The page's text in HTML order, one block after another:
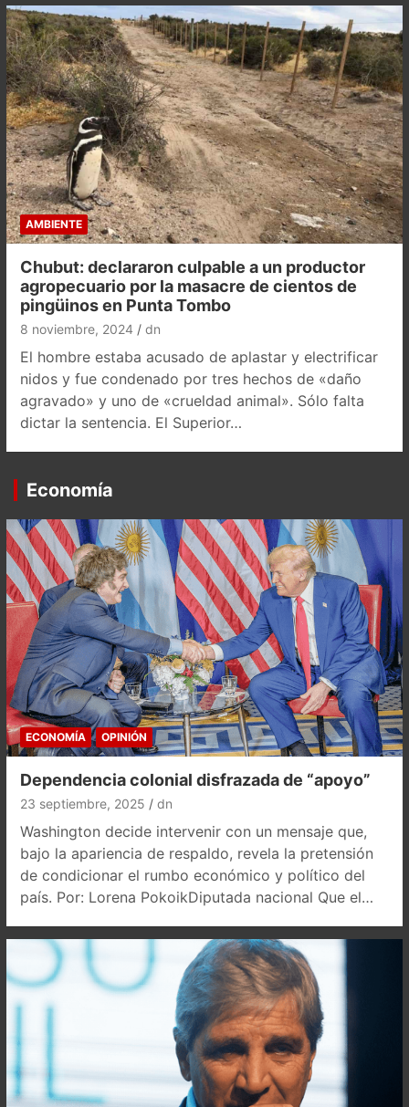
AMBIENTE
Chubut: declararon culpable a un productor
agropecuario por la masacre de cientos de
pingüinos en Punta Tombo
8 noviembre, 2024 dn
El hombre estaba acusado de aplastar y electrificar
nidos y fue condenado por tres hechos de «daño
agravado» y uno de «crueldad animal». Sólo falta
dictar la sentencia. El Superior…
Economía
ECONOMÍA OPINIÓN
Dependencia colonial disfrazada de “apoyo”
23 septiembre, 2025 dn
Washington decide intervenir con un mensaje que,
bajo la apariencia de respaldo, revela la pretensión
de condicionar el rumbo económico y político del
país. Por: Lorena PokoikDiputada nacional Que el…